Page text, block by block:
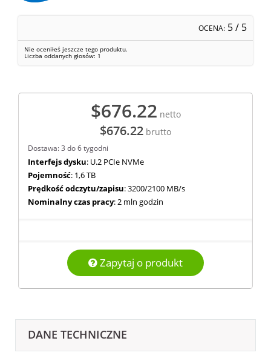
OCENA: 5/ 5
Nie oceniłeś jeszcze tego produktu.
Liczba oddanych głosów: 1
$676.22 netto
$676.22 brutto
Dostawa: 3 do 6 tygodni
Interfejs dysku: U.2 PCIe NVMe
Pojemność: 1,6 TB
Prędkość odczytu/zapisu: 3200/2100 MB/s
Nominalny czas pracy: 2 mln godzin
Zapytaj o produkt
DANE TECHNICZNE